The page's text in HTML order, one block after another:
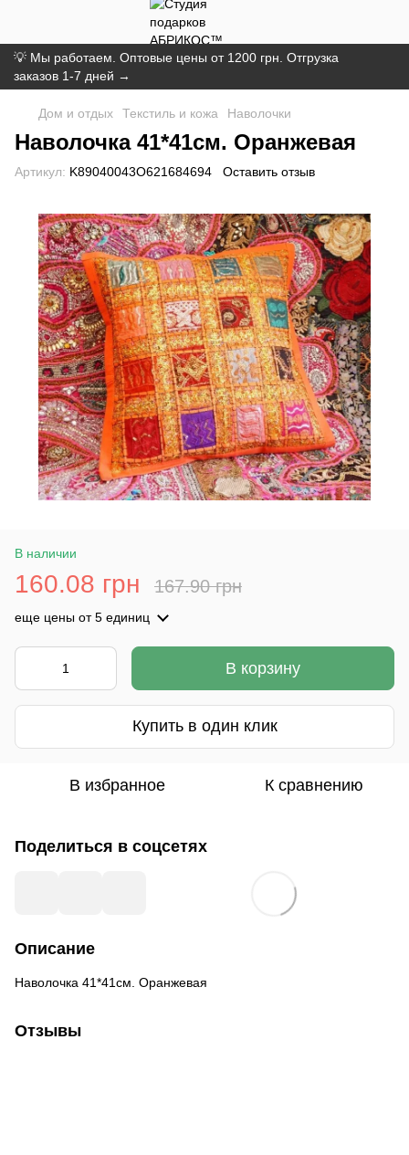
💡 Мы работаем. Оптовые цены от 1200 грн. Отгрузка
заказов 1-7 дней →
Дом и отдых Текстиль и кожа Наволочки
Наволочка 41*41см. Оранжевая
Артикул: K89040043O621684694 Оставить отзыв
В наличии
160.08 грн 167.90 грн
еще цены от 5 единиц
В корзину
Купить в один клик
В избранное К сравнению
Поделиться в соцсетях
Описание
Наволочка 41*41см. Оранжевая
Отзывы